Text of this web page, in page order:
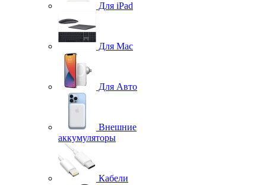
Для iPad
Для Mac
Для Авто
Внешние
аккумуляторы
Кабели